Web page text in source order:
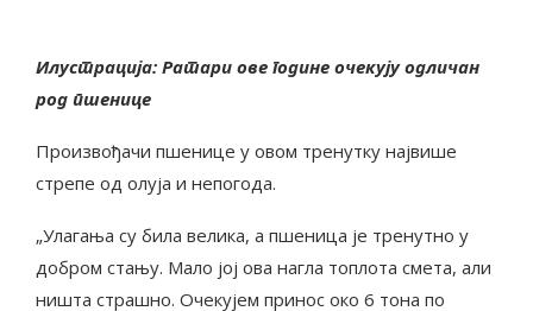
Илустрација: Ратари ове године очекују одличан
род пшенице
Произвођачи пшенице у овом тренутку највише
стрепе од олуја и непогода.
„Улагања су била велика, а пшеница је тренутно у
добром стању. Мало јој ова нагла топлота смета, али
ништа страшно. Очекујем принос око 6 тона по